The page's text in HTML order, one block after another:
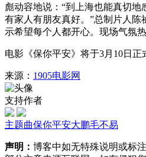
彪动容地说：“到上海也能真切地
有家人有朋友真好。”总制片人陈
示希望每个人都开心。现场气氛
电影《保你平安》将于3月10日正
来源： 1905电影网
支持作者
主题曲保你平安大鹏毛不易
声明： 博客中如无特殊说明或标